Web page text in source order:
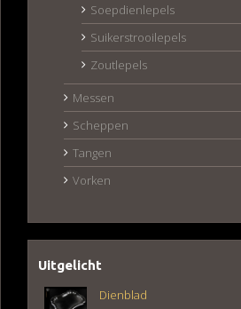
Soepdienlepels
Suikerstrooilepels
Zoutlepels
Messen
Scheppen
Tangen
Vorken
Uitgelicht
Dienblad